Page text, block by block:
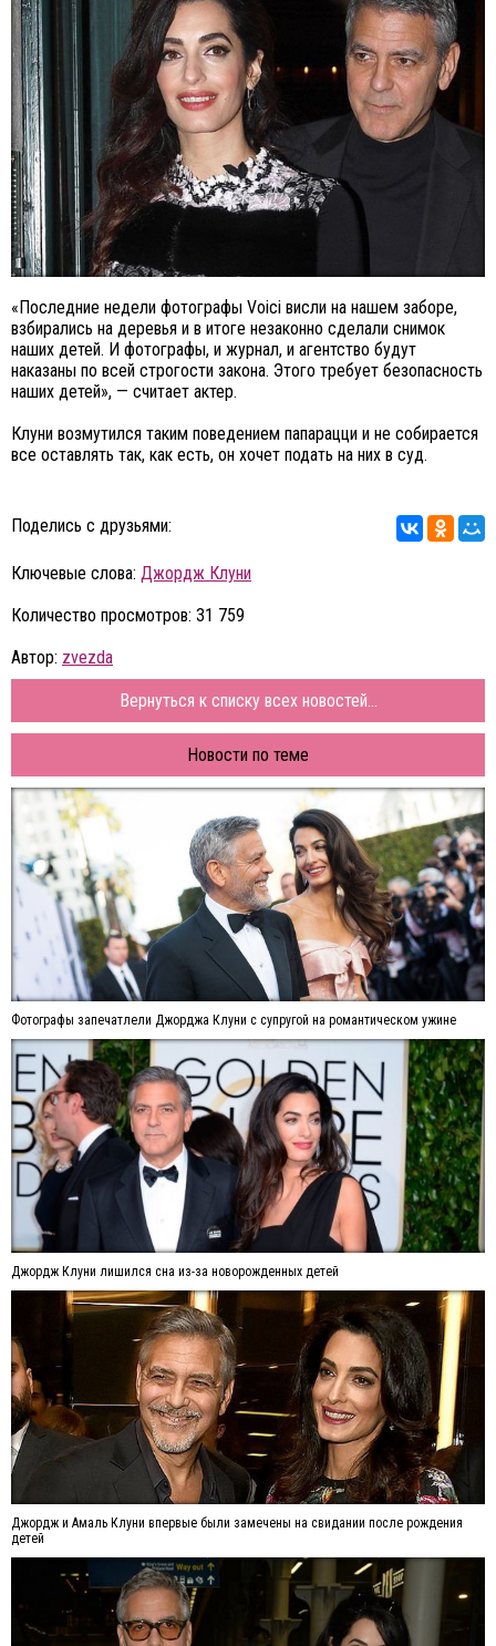
«Последние недели фотографы Voici висли на нашем заборе,
взбирались на деревья и в итоге незаконно сделали снимок
наших детей. И фотографы, и журнал, и агентство будут
наказаны по всей строгости закона. Этого требует безопасность
наших детей», — считает актер.
Клуни возмутился таким поведением папарацци и не собирается
все оставлять так, как есть, он хочет подать на них в суд.
Поделись с друзьями:
Ключевые слова: Джордж Клуни
Количество просмотров: 31 759
Автор: zvezda
Вернуться к списку всех новостей...
Новости по теме
Фотографы запечатлели Джорджа Клуни с супругой на романтическом ужине
Джордж Клуни лишился сна из-за новорожденных детей
Джордж и Амаль Клуни впервые были замечены на свидании после рождения
детей